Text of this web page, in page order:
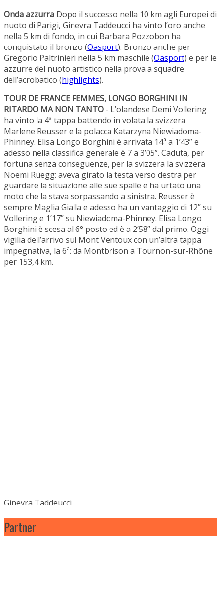
Onda azzurra Dopo il successo nella 10 km agli Europei di
nuoto di Parigi, Ginevra Taddeucci ha vinto l’oro anche
nella 5 km di fondo, in cui Barbara Pozzobon ha
conquistato il bronzo (Oasport). Bronzo anche per
Gregorio Paltrinieri nella 5 km maschile (Oasport) e per le
azzurre del nuoto artistico nella prova a squadre
dell’acrobatico (highlights).
TOUR DE FRANCE FEMMES, LONGO BORGHINI IN
RITARDO MA NON TANTO - L’olandese Demi Vollering
ha vinto la 4ª tappa battendo in volata la svizzera
Marlene Reusser e la polacca Katarzyna Niewiadoma-
Phinney. Elisa Longo Borghini è arrivata 14ª a 1’43” e
adesso nella classifica generale è 7 a 3’05”. Caduta, per
fortuna senza conseguenze, per la svizzera la svizzera
Noemi Rüegg: aveva girato la testa verso destra per
guardare la situazione alle sue spalle e ha urtato una
moto che la stava sorpassando a sinistra. Reusser è
sempre Maglia Gialla e adesso ha un vantaggio di 12” su
Vollering e 1’17” su Niewiadoma-Phinney. Elisa Longo
Borghini è scesa al 6° posto ed è a 2’58” dal primo. Oggi
vigilia dell’arrivo sul Mont Ventoux con un’altra tappa
impegnativa, la 6ª: da Montbrison a Tournon-sur-Rhône
per 153,4 km.
Ginevra Taddeucci
Partner